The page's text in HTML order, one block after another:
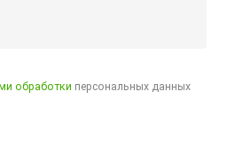
обработки персональных данных